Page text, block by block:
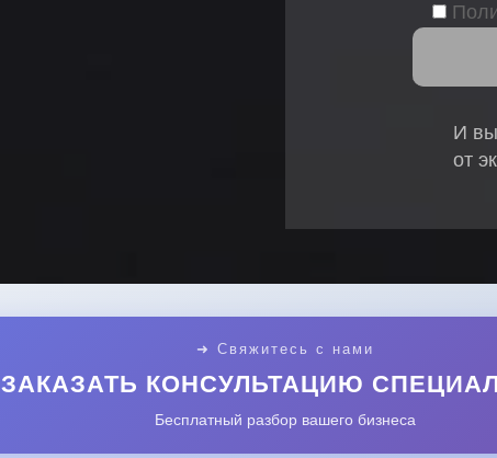
И вы
от
➜ Свяжитесь с нами
ЗАКАЗАТЬ КОНСУЛЬТАЦИЮ
Бесплатный разбор вашего бизнеса